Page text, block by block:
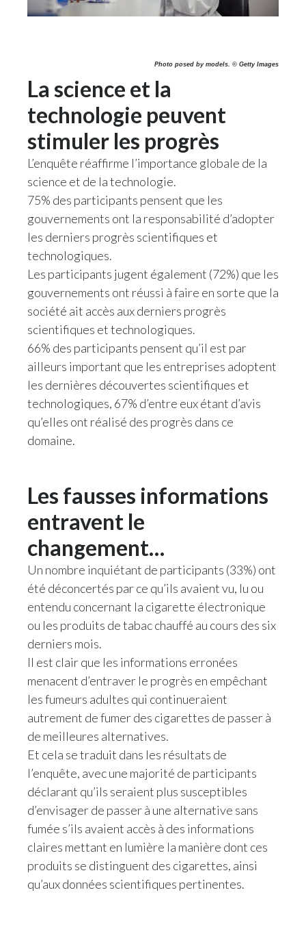
Photo posed by models. © Getty Images
La science et la
technologie peuvent
stimuler les progrès
L’enquête réaffirme l’importance globale de la
science et de la technologie.
75% des participants pensent que les
gouvernements ont la responsabilité d’adopter
les derniers progrès scientifiques et
technologiques.
Les participants jugent également (72%) que les
gouvernements ont réussi à faire en sorte que la
société ait accès aux derniers progrès
scientifiques et technologiques.
66% des participants pensent qu’il est par
ailleurs important que les entreprises adoptent
les dernières découvertes scientifiques et
technologiques, 67% d’entre eux étant d’avis
qu’elles ont réalisé des progrès dans ce
domaine.
Les fausses informations
entravent le
changement…
Un nombre inquiétant de participants (33%) ont
été déconcertés par ce qu’ils avaient vu, lu ou
entendu concernant la cigarette électronique
ou les produits de tabac chauffé au cours des six
derniers mois.
Il est clair que les informations erronées
menacent d’entraver le progrès en empêchant
les fumeurs adultes qui continueraient
autrement de fumer des cigarettes de passer à
de meilleures alternatives.
Et cela se traduit dans les résultats de
l’enquête, avec une majorité de participants
déclarant qu’ils seraient plus susceptibles
d’envisager de passer à une alternative sans
fumée s’ils avaient accès à des informations
claires mettant en lumière la manière dont ces
produits se distinguent des cigarettes, ainsi
qu’aux données scientifiques pertinentes.